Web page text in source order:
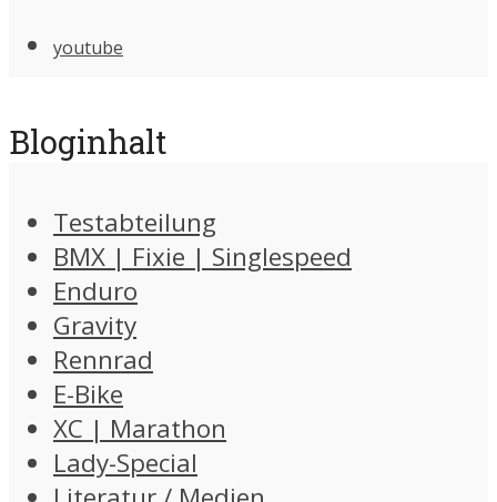
youtube
Bloginhalt
Testabteilung
BMX | Fixie | Singlespeed
Enduro
Gravity
Rennrad
E-Bike
XC | Marathon
Lady-Special